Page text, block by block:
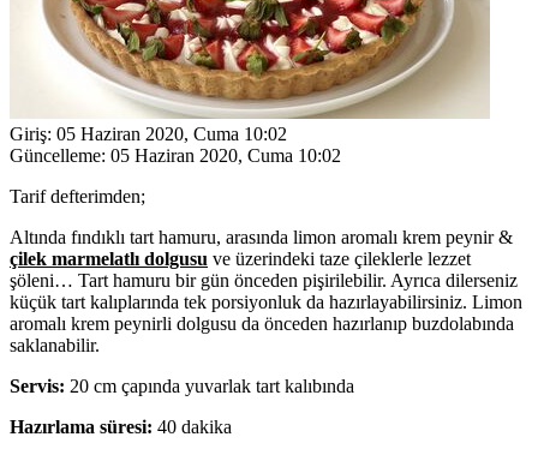
Giriş: 05 Haziran 2020, Cuma 10:02
Güncelleme: 05 Haziran 2020, Cuma 10:02
Tarif defterimden;
Altında fındıklı tart hamuru, arasında limon aromalı krem peynir &
çilek marmelatlı dolgusu ve üzerindeki taze çileklerle lezzet
şöleni… Tart hamuru bir gün önceden pişirilebilir. Ayrıca dilerseniz
küçük tart kalıplarında tek porsiyonluk da hazırlayabilirsiniz. Limon
aromalı krem peynirli dolgusu da önceden hazırlanıp buzdolabında
saklanabilir.
Servis: 20 cm çapında yuvarlak tart kalıbında
Hazırlama süresi: 40 dakika